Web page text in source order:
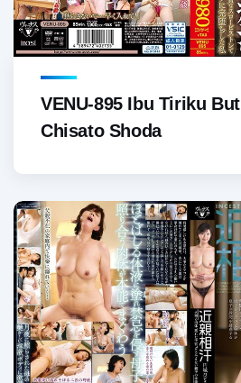
VENU-895 Ibu Tiriku
Chisato Shoda